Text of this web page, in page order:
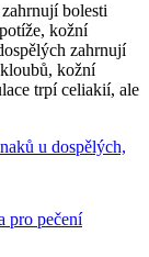
bolesti
kožní
zahrnují
kožní
trpí celiakií, ale
u dospělých,